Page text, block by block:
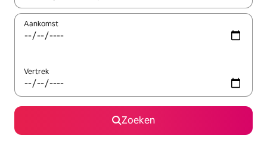
Aankomst
Vertrek
Zoeken